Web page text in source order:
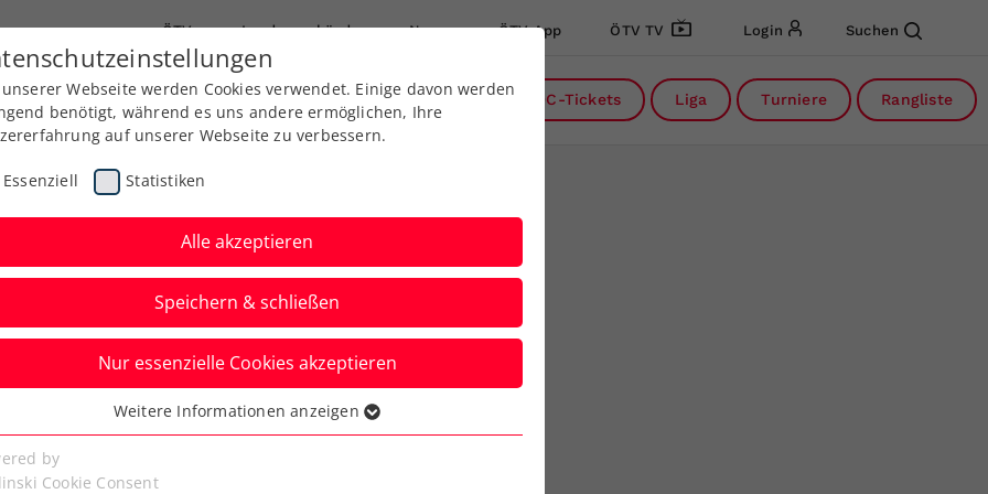
ÖTV Landesverbände News ÖTV App ÖTV TV Login Suchen
Ausbildung Services Über uns Kreise DC-Tickets Liga Turniere Rangliste
Thiem
Nightsession-
Webseite werden Cookies verwendet. Einige davon werden
benötigt, während es uns andere ermöglichen, Ihre
auf unserer Webseite zu verbessern.
Essenziell Statistiken
Alle akzeptieren
Speichern & schließen
Nur essenzielle Cookies akzeptieren
Cookies werden für grundlegende Funktionen der
benötigt. Dadurch ist gewährleistet, dass die Webseite
Weitere Informationen anzeigen
by
Cookie Consent